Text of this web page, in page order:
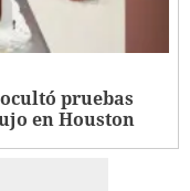
pruebas
en Houston